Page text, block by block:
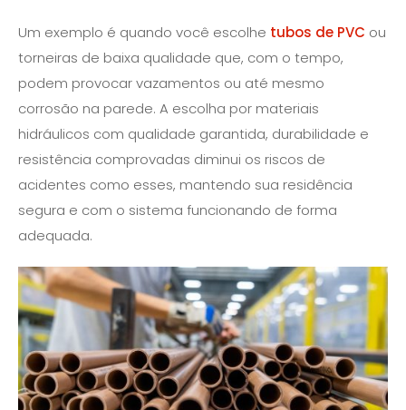
Um exemplo é quando você escolhe tubos de PVC ou
torneiras de baixa qualidade que, com o tempo,
podem provocar vazamentos ou até mesmo
corrosão na parede. A escolha por materiais
hidráulicos com qualidade garantida, durabilidade e
resistência comprovadas diminui os riscos de
acidentes como esses, mantendo sua residência
segura e com o sistema funcionando de forma
adequada.